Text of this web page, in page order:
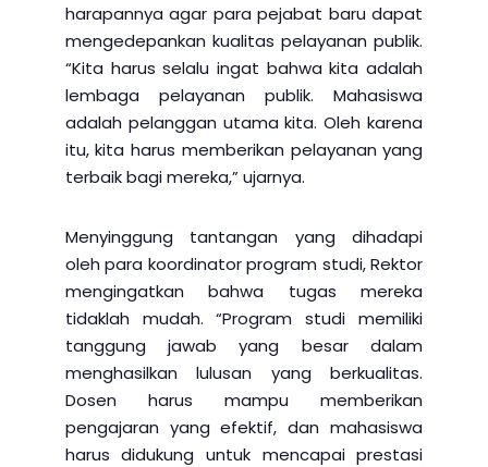
harapannya agar para pejabat baru dapat
mengedepankan kualitas pelayanan publik.
“Kita harus selalu ingat bahwa kita adalah
lembaga pelayanan publik. Mahasiswa
adalah pelanggan utama kita. Oleh karena
itu, kita harus memberikan pelayanan yang
terbaik bagi mereka,” ujarnya.
Menyinggung tantangan yang dihadapi
oleh para koordinator program studi, Rektor
mengingatkan bahwa tugas mereka
tidaklah mudah. “Program studi memiliki
tanggung jawab yang besar dalam
menghasilkan lulusan yang berkualitas.
Dosen harus mampu memberikan
pengajaran yang efektif, dan mahasiswa
harus didukung untuk mencapai prestasi